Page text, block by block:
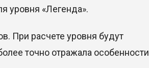
уровня «Легенда».
При расчете уровня будут
точно отражала особенности